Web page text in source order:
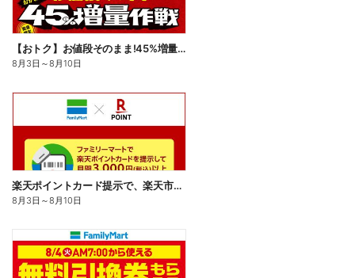
【おトク】お値段そのまま!45%増量作戦!
8月3日 ～8月10日
楽天ポイントカード提示で、楽天市場でのお買い物がおトクに!
8月3日 ～8月10日